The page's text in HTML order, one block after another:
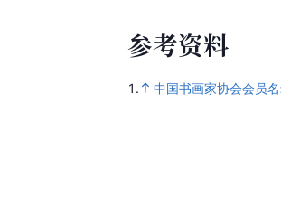
参考资料
1. 中国书画家协会会员